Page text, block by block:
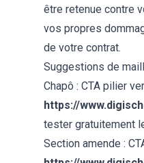
être retenue contre
vos propres
de votre contrat.
Suggestions de
Chapô : CTA pilier
https://
tester gratuitement
Section amende :